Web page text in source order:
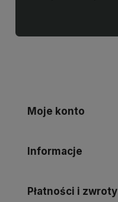
Moje konto
Informacje
Płatności i zwroty